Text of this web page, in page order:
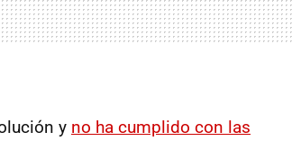
y no ha cumplido con las